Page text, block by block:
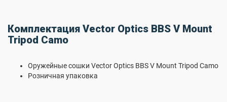
Комплектация Vector Optics BBS V Mount
Tripod Camo
Оружейные сошки Vector Optics BBS V Mount Tripod Camo
Розничная упаковка